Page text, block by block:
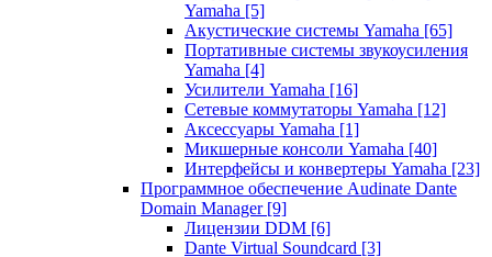
Yamaha [5]
Акустические системы Yamaha [65]
Портативные системы звукоусиления
Yamaha [4]
Усилители Yamaha [16]
Сетевые коммутаторы Yamaha [12]
Аксессуары Yamaha [1]
Микшерные консоли Yamaha [40]
Интерфейсы и конвертеры Yamaha [23]
Программное обеспечение Audinate Dante
Domain Manager [9]
Лицензии DDM [6]
Dante Virtual Soundcard [3]